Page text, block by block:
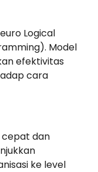
Logical
Model
efektivitas
cara
cepat dan
ke level